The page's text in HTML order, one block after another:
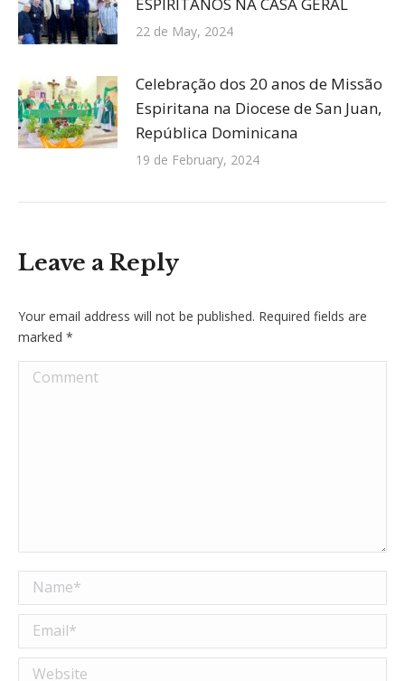
22 de May, 2024
Celebração dos 20 anos de Missão
Espiritana na Diocese de San Juan,
República Dominicana
19 de February, 2024
Leave a Reply
Your email address will not be published. Required fields are
marked *
Comment
Name *
Email *
Website